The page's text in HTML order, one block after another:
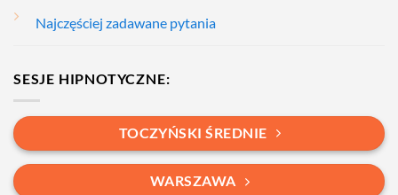
Najczęściej zadawane pytania
SESJE HIPNOTYCZNE:
TOCZYŃSKI ŚREDNIE
WARSZAWA